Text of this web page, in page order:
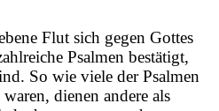
Flut sich gegen Gottes
Psalmen bestätigt,
So wie viele der Psalmen
dienen andere als